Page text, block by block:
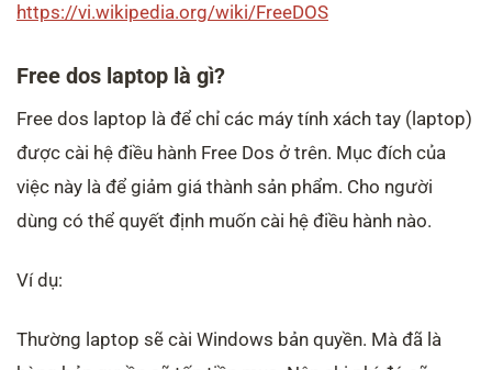
https://vi.wikipedia.org/wiki/FreeDOS
Free dos laptop là gì?
Free dos laptop là để chỉ các máy tính xách tay (laptop)
được cài hệ điều hành Free Dos ở trên. Mục đích của
việc này là để giảm giá thành sản phẩm. Cho người
dùng có thể quyết định muốn cài hệ điều hành nào.
Ví dụ:
Thường laptop sẽ cài Windows bản quyền. Mà đã là